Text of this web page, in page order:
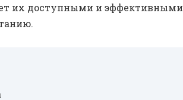
их доступными и эффективными